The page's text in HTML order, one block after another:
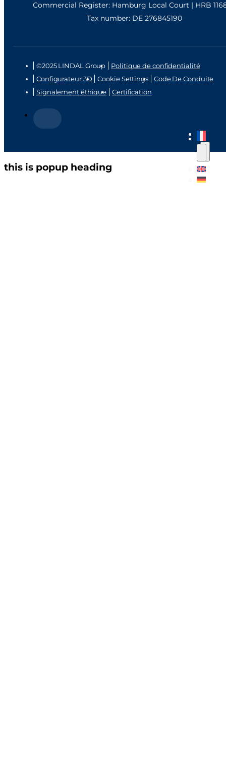
Commercial Register: Hamburg Local Court | HRB
Tax number: DE 276845190
©2025 LINDAL Group
Politique de confidentialité
Configurateur 3D
Cookie Settings
Code De Conduite
Signalement éthique
Certification
this is popup heading